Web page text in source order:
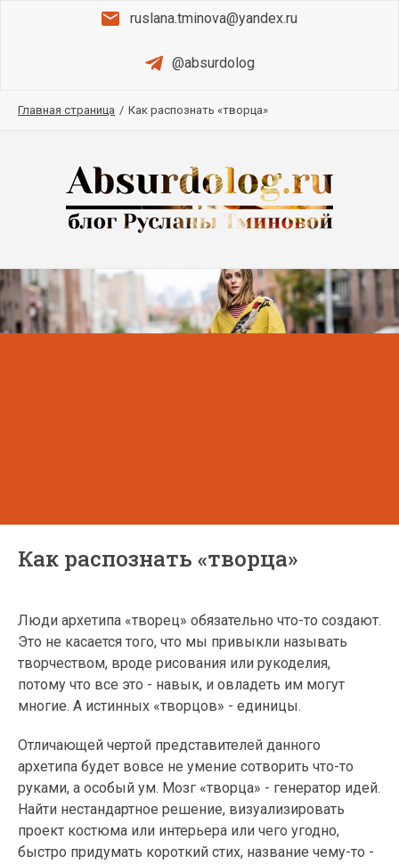
ruslana.tminova@yandex.ru
@absurdolog
Главная страница / Как распознать «творца»
Как распознать «творца»
Люди архетипа «творец» обязательно что-то создают.
Это не касается того, что мы привыкли называть
творчеством, вроде рисования или рукоделия,
потому что все это - навык, и овладеть им могут
многие. А истинных «творцов» - единицы.
Отличающей чертой представителей данного
архетипа будет вовсе не умение сотворить что-то
руками, а особый ум. Мозг «творца» - генератор идей.
Найти нестандартное решение, визуализировать
проект костюма или интерьера или чего угодно,
быстро придумать короткий стих, название чему-то -